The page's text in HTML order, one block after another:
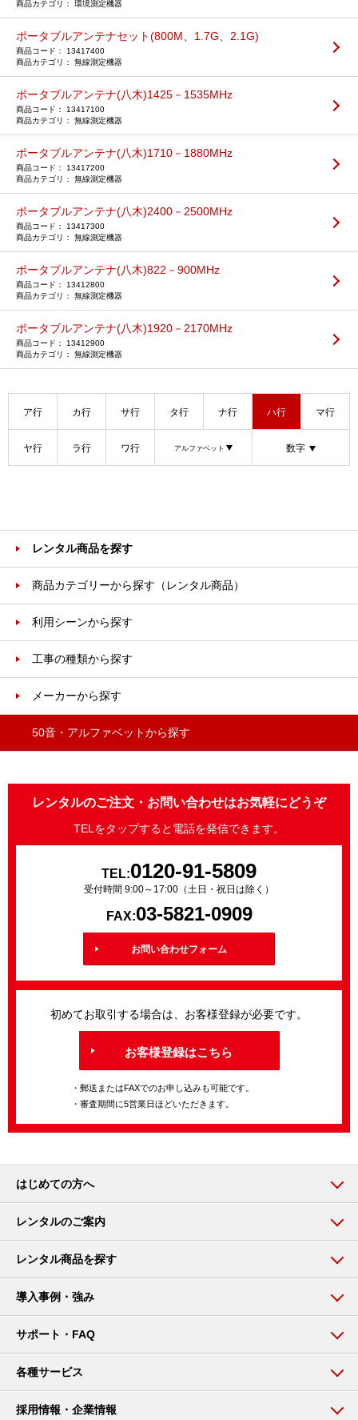
環境測定機器
ポータブルアンテナセット(800M、1.7G、2.1G)
13417400
無線測定機器
ポータブルアンテナ(八木)1425－1535MHz
13417100
無線測定機器
ポータブルアンテナ(八木)1710－1880MHz
13417200
無線測定機器
ポータブルアンテナ(八木)2400－2500MHz
13417300
無線測定機器
ポータブルアンテナ(八木)822－900MHz
13412800
無線測定機器
ポータブルアンテナ(八木)1920－2170MHz
13412900
無線測定機器
ア行 カ行 サ行 タ行 ナ行 ハ行 マ行
ヤ行 ラ行 ワ行 アルファベット 数字
レンタル商品を探す
商品カテゴリーから探す（レンタル商品）
利用シーンから探す
工事の種類から探す
メーカーから探す
50音・アルファベットから探す
レンタルのご注文・お問い合わせはお気軽にどうぞ
TELをタップすると電話を発信できます。
TEL:0120-91-5809
受付時間 9:00～17:00（土日・祝日は除く）
FAX:03-5821-0909
お問い合わせフォーム
初めてお取引する場合は、お客様登録が必要です。
お客様登録はこちら
・郵送またはFAXでのお申し込みも可能です。
・審査期間に5営業日ほどいただきます。
はじめての方へ
レンタルのご案内
レンタル商品を探す
導入事例・強み
サポート・FAQ
各種サービス
採用情報・企業情報